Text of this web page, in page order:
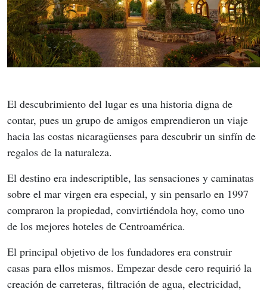
El descubrimiento del lugar es una historia digna de
contar, pues un grupo de amigos emprendieron un viaje
hacia las costas nicaragüenses para descubrir un sinfín de
regalos de la naturaleza.
El destino era indescriptible, las sensaciones y caminatas
sobre el mar virgen era especial, y sin pensarlo en 1997
compraron la propiedad, convirtiéndola hoy, como uno
de los mejores hoteles de Centroamérica.
El principal objetivo de los fundadores era construir
casas para ellos mismos. Empezar desde cero requirió la
creación de carreteras, filtración de agua, electricidad,